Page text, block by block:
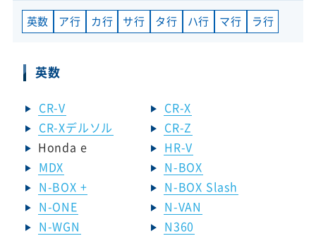
英数 ア行 カ行 サ行 タ行 ハ行 マ行 ラ行
英数
CR-V
CR-X
CR-Xデルソル
CR-Z
Honda e
HR-V
MDX
N-BOX
N-BOX +
N-BOX Slash
N-ONE
N-VAN
N-WGN
N360